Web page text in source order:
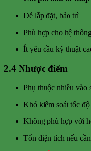
Dễ lắp đặt, bảo trì
Phù hợp cho hệ
Ít yêu cầu kỹ thuật
2.4 Nhược điểm
Phụ thuộc nhiều vào
Khó kiểm soát tốc
Không phù hợp với
Tốn diện tích nếu